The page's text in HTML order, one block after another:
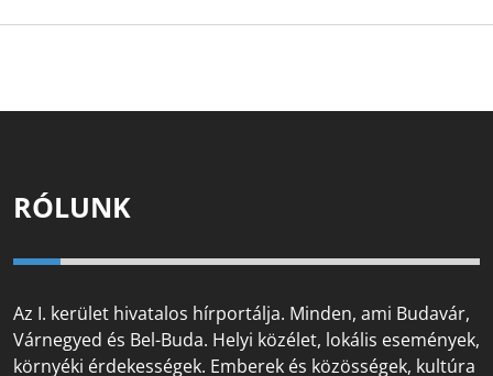
RÓLUNK
Az I. kerület hivatalos hírportálja. Minden, ami Budavár,
Várnegyed és Bel-Buda. Helyi közélet, lokális események,
környéki érdekességek. Emberek és közösségek, kultúra